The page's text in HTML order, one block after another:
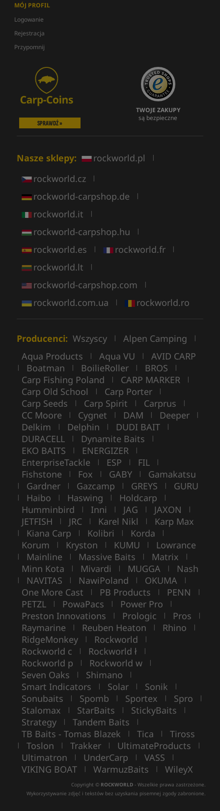
MÓJ PROFIL
Logowanie
Rejestracja
Przypomnij
SPRAWDŹ »
TWOJE ZAKUPY
są bezpieczne
Nasze sklepy: rockworld.pl |
rockworld.cz |
rockworld-carpshop.de |
rockworld.it |
rockworld-carpshop.hu |
rockworld.es | rockworld.fr |
rockworld.lt |
rockworld-carpshop.com |
rockworld.com.ua | rockworld.ro
Producenci: Wszyscy | Alpen Camping |
Aqua Products | Aqua VU | AVID CARP
| Boatman | BoilieRoller | BROS |
Carp Fishing Poland | CARP MARKER |
Carp Old School | Carp Porter |
Carp Seeds | Carp Spirit | Carprus |
CC Moore | Cygnet | DAM | Deeper |
Delkim | Delphin | DUDI BAIT |
DURACELL | Dynamite Baits |
EKO BAITS | ENERGIZER |
EnterpriseTackle | ESP | FIL |
Fishstone | Fox | GABY | Gamakatsu
| Gardner | Gazcamp | GREYS | GURU
| Haibo | Haswing | Holdcarp |
Humminbird | Inni | JAG | JAXON |
JETFISH | JRC | Karel Nikl | Karp Max
| Kiana Carp | Kolibri | Korda |
Korum | Kryston | KUMU | Lowrance
| Mainline | Massive Baits | Matrix |
Minn Kota | Mivardi | MUGGA | Nash
| NAVITAS | NawiPoland | OKUMA |
One More Cast | PB Products | PENN |
PETZL | PowaPacs | Power Pro |
Preston Innovations | Prologic | Pros |
Raymarine | Reuben Heaton | Rhino |
RidgeMonkey | Rockworld |
Rockworld c | Rockworld ł |
Rockworld p | Rockworld w |
Seven Oaks | Shimano |
Smart Indicators | Solar | Sonik |
Sonubaits | Spomb | Sportex | Spro |
Stalomax | StarBaits | StickyBaits |
Strategy | Tandem Baits |
TB Baits - Tomas Blazek | Tica | Tiross
| Toslon | Trakker | UltimateProducts |
Ultimatron | UnderCarp | VASS |
VIKING BOAT | WarmuzBaits | WileyX
Copyright © ROCKWORLD - Wszelkie prawa zastrzeżone.
Wykorzystywanie zdjęć i tekstów bez uzyskania pisemnej zgody zabronione.